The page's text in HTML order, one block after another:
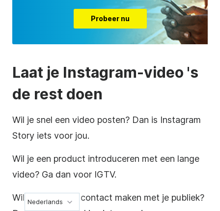
Probeer nu
Laat je Instagram-video 's
de rest doen
Wil je snel een video posten? Dan is Instagram
Story iets voor jou.
Wil je een product introduceren met een lange
video? Ga dan voor IGTV.
Wil je in realtime contact maken met je publiek?
Nederlands